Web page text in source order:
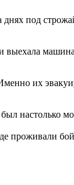
под
выехала
их
настолько
проживали